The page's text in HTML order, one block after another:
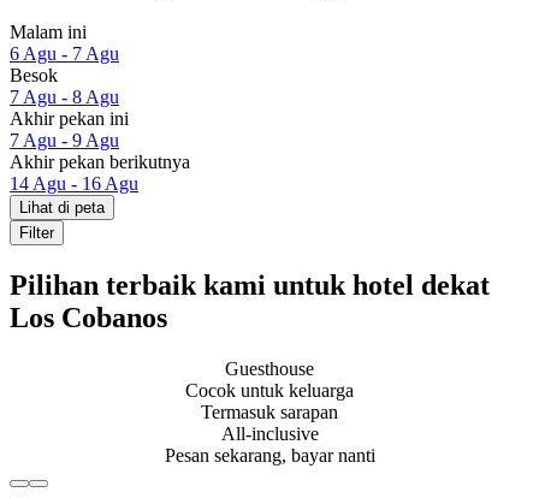
Malam ini
6 Agu - 7 Agu
Besok
7 Agu - 8 Agu
Akhir pekan ini
7 Agu - 9 Agu
Akhir pekan berikutnya
14 Agu - 16 Agu
Lihat di peta
Filter
Pilihan terbaik kami untuk hotel dekat
Los Cobanos
Guesthouse
Cocok untuk keluarga
Termasuk sarapan
All-inclusive
Pesan sekarang, bayar nanti